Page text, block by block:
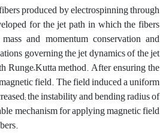
produced by electrospinning through
for the jet path in which the fibers
and momentum conservation and
governing the jet dynamics of the jet
method. After ensuring the
field. The field induced a uniform
the instability and bending radius of
mechanism for applying magnetic field